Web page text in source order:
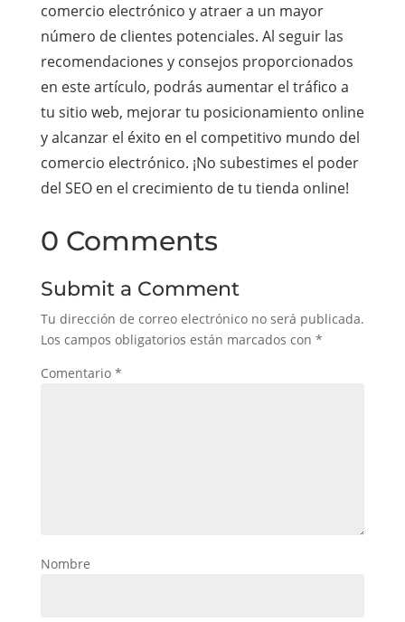
comercio electrónico y atraer a un mayor
número de clientes potenciales. Al seguir las
recomendaciones y consejos proporcionados
en este artículo, podrás aumentar el tráfico a
tu sitio web, mejorar tu posicionamiento online
y alcanzar el éxito en el competitivo mundo del
comercio electrónico. ¡No subestimes el poder
del SEO en el crecimiento de tu tienda online!
0 Comments
Submit a Comment
Tu dirección de correo electrónico no será publicada.
Los campos obligatorios están marcados con *
Comentario *
Nombre